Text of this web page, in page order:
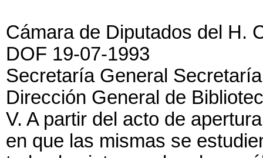
Cámara de Diputados del H.
DOF 19-07-1993
Secretaría General
Dirección General de
V. A partir del acto de
en que las mismas se